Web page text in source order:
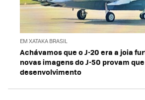
EM XATAKA BRASIL
Achávamos que o J-20 era a joia
novas imagens do J-50 provam
desenvolvimento